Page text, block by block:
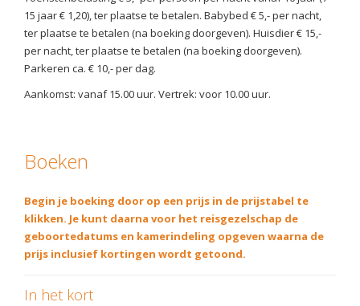
15 jaar € 1,20), ter plaatse te betalen. Babybed € 5,- per nacht,
ter plaatse te betalen (na boeking doorgeven). Huisdier € 15,-
per nacht, ter plaatse te betalen (na boeking doorgeven).
Parkeren ca. € 10,- per dag.
Aankomst: vanaf 15.00 uur. Vertrek: voor 10.00 uur.
Boeken
Begin je boeking door op een prijs in de prijstabel te
klikken. Je kunt daarna voor het reisgezelschap de
geboortedatums en kamerindeling opgeven waarna de
prijs inclusief kortingen wordt getoond.
In het kort